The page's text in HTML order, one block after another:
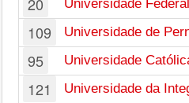
Universidade
109 Universidade de
95 Universidade
121 Universidade da